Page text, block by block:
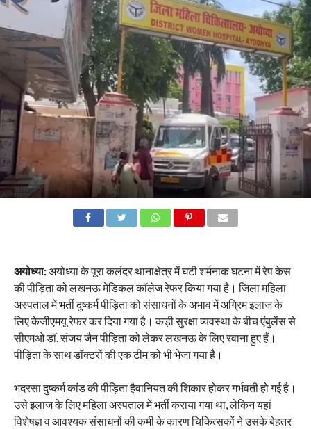
अयोध्या:अयोध्या के पूरा कलंदर थानाक्षेत्र में घटी शर्मनाक घटना में रेप केस
की पीड़िता को लखनऊ मेडिकल कॉलेज रेफर किया गया है। जिला महिला
अस्पताल में भर्ती दुष्कर्म पीड़िता को संसाधनों के अभाव में अग्रिम इलाज के
लिए केजीएमयू रेफर कर दिया गया है। कड़ी सुरक्षा व्यवस्था के बीच एंबुलेंस से
सीएमओ डॉ. संजय जैन पीड़िता को लेकर लखनऊ के लिए रवाना हुए हैं।
पीड़िता के साथ डॉक्टरों की एक टीम को भी भेजा गया है।
भदरसा दुष्कर्म कांड की पीड़िता हैवानियत की शिकार होकर गर्भवती हो गई है।
उसे इलाज के लिए महिला अस्पताल में भर्ती कराया गया था, लेकिन यहां
विशेषज्ञ व आवश्यक संसाधनों की कमी के कारण चिकित्सकों ने उसके बेहतर